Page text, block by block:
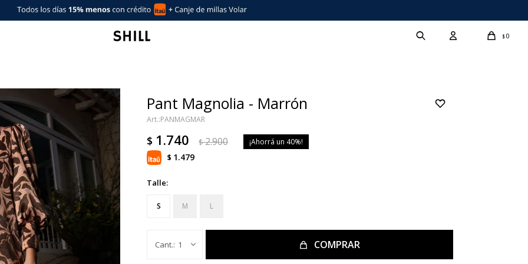
$0
Pant Magnolia - Marrón
PANMAGMAR
$ 1.740 $2.900
40
$ 1.479
Talle:
S M L
1 COMPRAR